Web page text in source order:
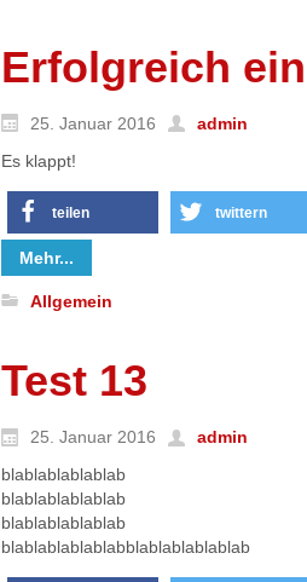
Erfolgreich
25. Januar 2016
admin
Es klappt!
teilen twittern
Mehr...
Allgemein
Test 13
25. Januar 2016
admin
blablablablablab
blablablablablab
blablablablablab
blablablablablabblablablablablab